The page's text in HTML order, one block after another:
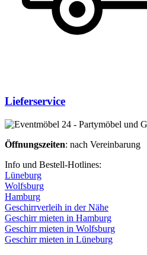
Lieferservice
Öffnungszeiten: nach Vereinbarung
Info und Bestell-Hotlines:
Lüneburg
Wolfsburg
Hamburg
Geschirrverleih in der Nähe
Geschirr mieten in Hamburg
Geschirr mieten in Wolfsburg
Geschirr mieten in Lüneburg